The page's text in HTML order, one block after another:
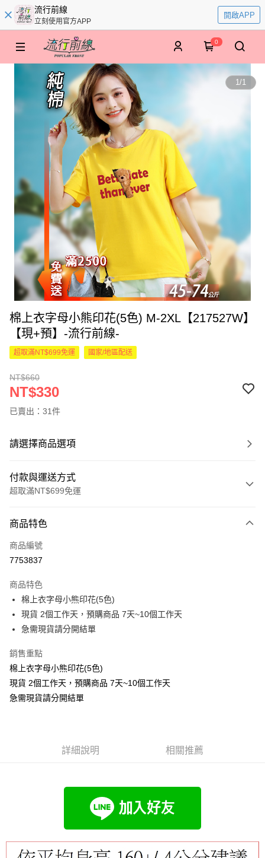
流行前線
立刻使用官方APP
開啟APP
0
1/1
棉上衣字母小熊印花(5色) M-2XL【217527W】
【現+預】-流行前線-
超取滿NT$699免運 國家/地區配送
NT$660
NT$330
已賣出：31件
請選擇商品選項
付款與運送方式
超取滿NT$699免運
信用卡一次付款
超商取貨付款
Apple Pay
街口支付
Google Pay
全支付
【大哥付你分期使用說明】
流程，驗證手機門號後，選擇欲分期的期數、繳款截止日，確認付款後即完
3.實際核准額度、可分期數及費用金額請依後續交易確認頁面所載為準。
4.訂單成立30分鐘內，如未前往確認交易或遇審核未通過，訂單將自動取
消。如遇「轉專審核」未通過狀況，表示未達大哥付你分期系統評分，恕無
法說明評估內容。
【繳款方式說明】
AFTEE先享後付是「在收到商品之後才付款」的支付方式。 讓您購物簡單
１．簡單：不需註冊會員、不需綁卡、不需儲值。
「Hami Point」為中華電信所提供之點數服務，可於會員專區綁定中華電信
會員帳號後，即可在購物車使用 Hami Point 折抵消費金額 (1點等於1元)。
商品特色
商品編號
7753837
商品特色
棉上衣字母小熊印花(5色)
現貨 2個工作天，預購商品 7天~10個工作天
急需現貨請分開結單
銷售重點
棉上衣字母小熊印花(5色)
現貨 2個工作天，預購商品 7天~10個工作天
急需現貨請分開結單
詳細說明 相關推薦